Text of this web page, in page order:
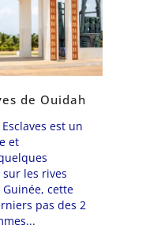
de Ouidah
est un
et
les rives
cette
pas des 2